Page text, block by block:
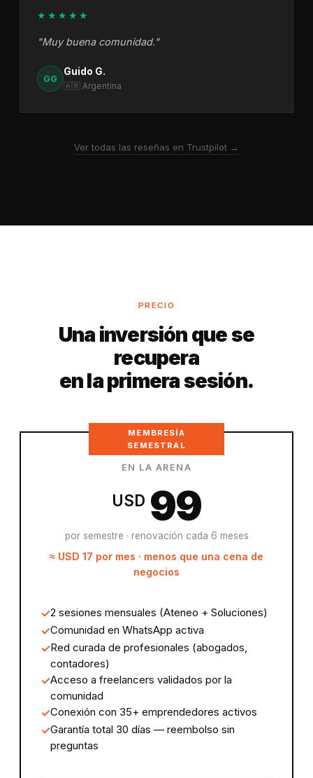
★★★★★
"Muy buena comunidad."
GG
Guido G.
🇦🇷 Argentina
Ver todas las reseñas en Trustpilot →
PRECIO
Una inversión que se
recupera
en la primera sesión.
MEMBRESÍA
SEMESTRAL
EN LA ARENA
USD 99
por semestre · renovación cada 6 meses
≈ USD 17 por mes · menos que una cena de
negocios
2 sesiones mensuales (Ateneo + Soluciones)
Comunidad en WhatsApp activa
Red curada de profesionales (abogados,
contadores)
Acceso a freelancers validados por la
comunidad
Conexión con 35+ emprendedores activos
Garantía total 30 días — reembolso sin
preguntas